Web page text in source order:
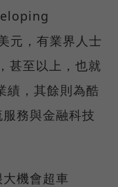
元，有業界人士
甚至以上，也就
績，其餘則為酷
務與金融科技
大機會超車